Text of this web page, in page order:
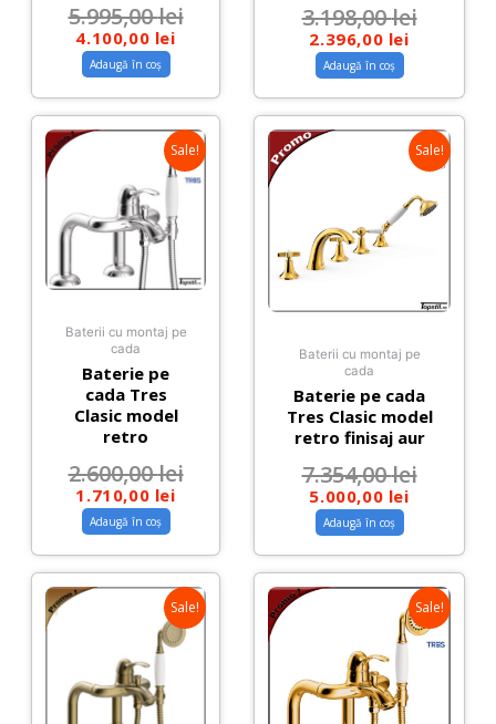
5.995,00lei
4.100,00 lei
Adaugă în coș
3.198,00lei
2.396,00 lei
Adaugă în coș
Sale!
Baterii cu montaj pe
cada
Baterie pe
cada Tres
Clasic model
retro
2.600,00lei
1.710,00 lei
Adaugă în coș
Sale!
Baterii cu montaj pe
cada
Baterie pe cada
Tres Clasic model
retro finisaj aur
7.354,00lei
5.000,00 lei
Adaugă în coș
Sale! Sale!